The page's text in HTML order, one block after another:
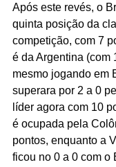
Após este revés, o
quinta posição da
competição, com 7
é da Argentina (com
mesmo jogando em
superara por 2 a 0
líder agora com 10
é ocupada pela
pontos, enquanto a
ficou no 0 a 0 com o